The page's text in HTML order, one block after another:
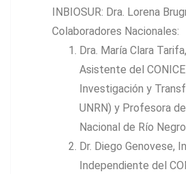
INBIOSUR: Dra. Lorena
Colaboradores Nacionales:
Dra. María Clara
Asistente del
Investigación y
UNRN) y Profesora
Nacional de Río
Dr. Diego Genovese,
Independiente del